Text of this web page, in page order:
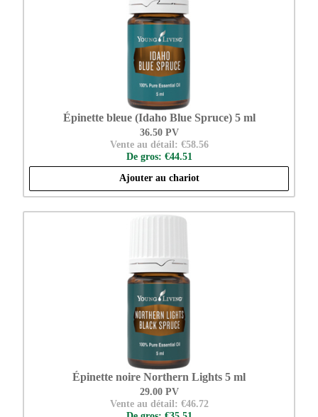
Épinette bleue (Idaho Blue Spruce) 5 ml
36.50 PV
Vente au détail: €58.56
De gros: €44.51
Ajouter au chariot
Épinette noire Northern Lights 5 ml
29.00 PV
Vente au détail: €46.72